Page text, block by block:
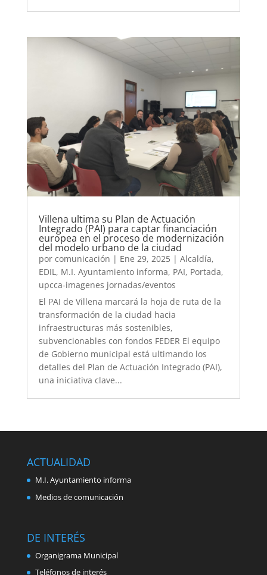
Villena ultima su Plan de Actuación
Integrado (PAI) para captar financiación
europea en el proceso de modernización
del modelo urbano de la ciudad
por comunicación | Ene 29, 2025| Alcaldía,
EDIL, M.I. Ayuntamiento informa, PAI, Portada,
upcca-imagenes jornadas/eventos
El PAI de Villena marcará la hoja de ruta de la
transformación de la ciudad hacia
infraestructuras más sostenibles,
subvencionables con fondos FEDER El equipo
de Gobierno municipal está ultimando los
detalles del Plan de Actuación Integrado (PAI),
una iniciativa clave...
ACTUALIDAD
M.I. Ayuntamiento informa
Medios de comunicación
DE INTERÉS
Organigrama Municipal
Teléfonos de interés